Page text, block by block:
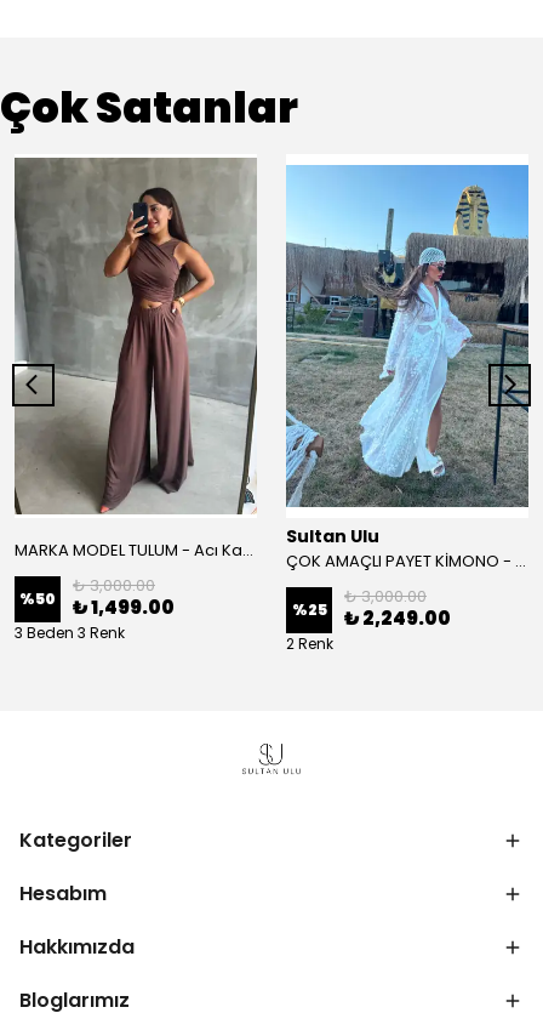
Çok Satanlar
MARKA MODEL TULUM - Acı Kahve
%50
₺ 3,000.00
₺ 1,499.00
3 Beden 3 Renk
Sultan Ulu
ÇOK AMAÇLI PAYET KİMONO - Beyaz
%25
₺ 3,000.00
₺ 2,249.00
2 Renk
Kategoriler
Hesabım
Hakkımızda
Bloglarımız